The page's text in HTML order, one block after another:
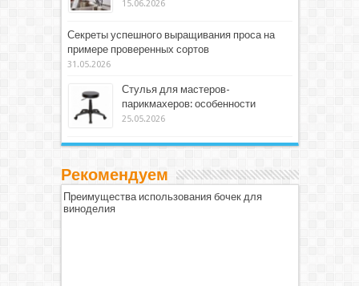
15.06.2026
Секреты успешного выращивания проса на
примере проверенных сортов
31.05.2026
Стулья для мастеров-
парикмахеров: особенности
25.05.2026
Рекомендуем
Преимущества использования бочек для
виноделия